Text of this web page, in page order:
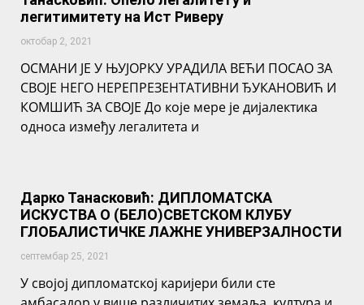
легитимитету на Ист Риверу
октобар 2, 2021
ОСМАНИ ЈЕ У ЊУЈОРКУ УРАДИЛА ВЕЋИ ПОСАО ЗА
СВОЈЕ НЕГО НЕРЕПРЕЗЕНТАТИВНИ ЂУКАНОВИЋ И
КОМШИЋ ЗА СВОЈЕ До које мере је дијалектика
односа између легалитета и
Дарко Танасковић: ДИПЛОМАТСКА
ИСКУСТВА О (БЕЛО)СВЕТСКОМ КЛУБУ
ГЛОБАЛИСТИЧКЕ ЛАЖНЕ УНИВЕРЗАЛНОСТИ
септембар 25, 2021
У својој дипломатској каријери били сте